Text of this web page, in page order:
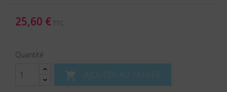
25,60 € TTC
Quantité
 AJOUTER AU PANIER